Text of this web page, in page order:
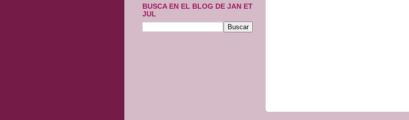
BUSCA EN EL BLOG DE JAN ET
JUL